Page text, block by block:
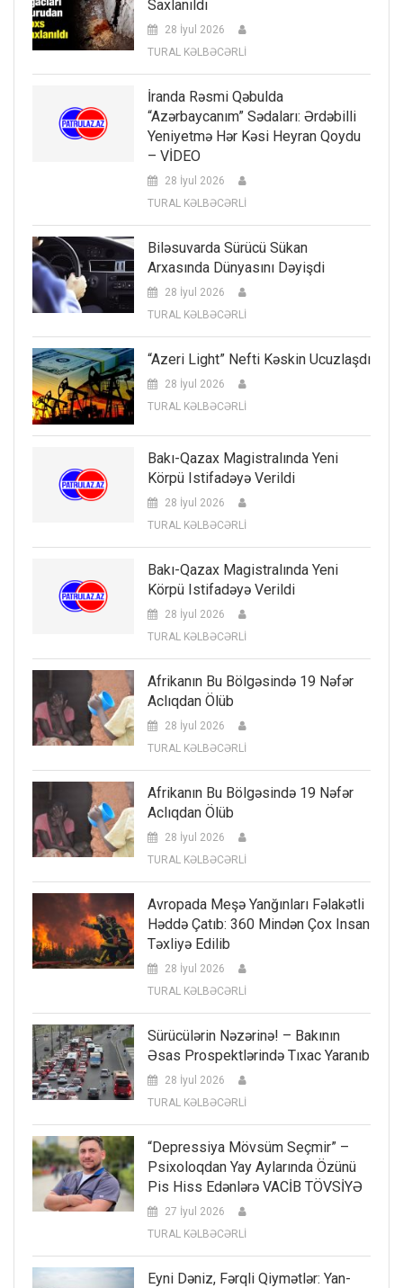
Saxlanıldı
28 İyul 2026
TURAL KƏLBƏCƏRLİ
İranda Rəsmi Qəbulda
“Azərbaycanım” Sədaları: Ərdəbilli
Yeniyetmə Hər Kəsi Heyran Qoydu
– VİDEO
28 İyul 2026
TURAL KƏLBƏCƏRLİ
Biləsuvarda Sürücü Sükan
Arxasında Dünyasını Dəyişdi
28 İyul 2026
TURAL KƏLBƏCƏRLİ
“Azeri Light” Nefti Kəskin Ucuzlaşdı
28 İyul 2026
TURAL KƏLBƏCƏRLİ
Bakı-Qazax Magistralında Yeni
Körpü Istifadəyə Verildi
28 İyul 2026
TURAL KƏLBƏCƏRLİ
Bakı-Qazax Magistralında Yeni
Körpü Istifadəyə Verildi
28 İyul 2026
TURAL KƏLBƏCƏRLİ
Afrikanın Bu Bölgəsində 19 Nəfər
Aclıqdan Ölüb
28 İyul 2026
TURAL KƏLBƏCƏRLİ
Afrikanın Bu Bölgəsində 19 Nəfər
Aclıqdan Ölüb
28 İyul 2026
TURAL KƏLBƏCƏRLİ
Avropada Meşə Yanğınları Fəlakətli
Həddə Çatıb: 360 Mindən Çox Insan
Təxliyə Edilib
28 İyul 2026
TURAL KƏLBƏCƏRLİ
Sürücülərin Nəzərinə! – Bakının
Əsas Prospektlərində Tıxac Yaranıb
28 İyul 2026
TURAL KƏLBƏCƏRLİ
“Depressiya Mövsüm Seçmir” –
Psixoloqdan Yay Aylarında Özünü
Pis Hiss Edənlərə VACİB TÖVSİYƏ
27 İyul 2026
TURAL KƏLBƏCƏRLİ
Eyni Dəniz, Fərqli Qiymətlər: Yan-